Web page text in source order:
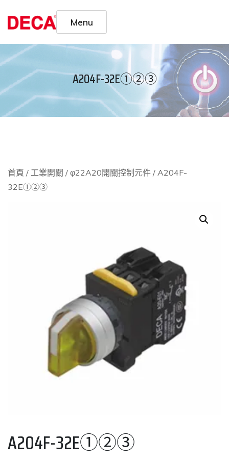
Menu
A204F-32E①②③
首頁 / 工業開關 / φ22A20開關控制元件 / A204F-
32E①②③
A204F-32E①②③